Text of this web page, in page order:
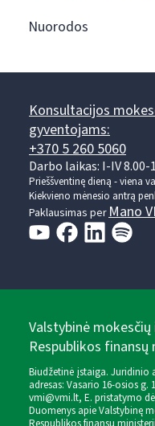
Nuorodos
Konsultacijos
gyventojams:
+370 5 260 5060
Darbo laikas: I-IV 8.00-
Prieššventinę dieną - viena
Kiekvieno mėnesio antrą
Paklausimas perMano
Valstybinė
Respublikos
Biudžetinė įstaiga. Juridinio
adresas: Vasario 16-osios g.
vmi@vmi.lt, E. pristatymo
Duomenys apie Valstybinę